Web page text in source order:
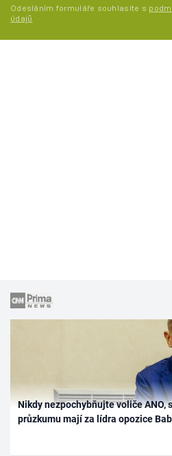
Odesláním formuláře souhlasíte s
údajů
Nikdy nezpochybňujte voliče ANO,
průzkumu mají za lídra opozice